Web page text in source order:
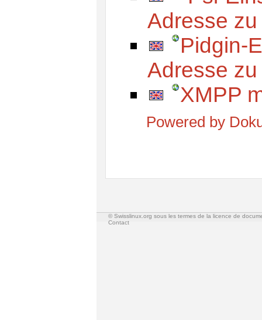
Adresse
Pidgin-
Adresse
XMPP
Powered by
© Swisslinux.org sous les termes de la licence de
Contact